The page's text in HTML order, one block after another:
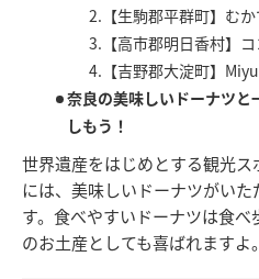
2.【生駒郡平群町】む
3.【高市郡明日香村】
4.【吉野郡大淀町】
奈良の美味しいドーナツと
しもう！
世界遺産をはじめとする観光
には、美味しいドーナツがい
す。食べやすいドーナツは食
のお土産としても喜ばれますよ。